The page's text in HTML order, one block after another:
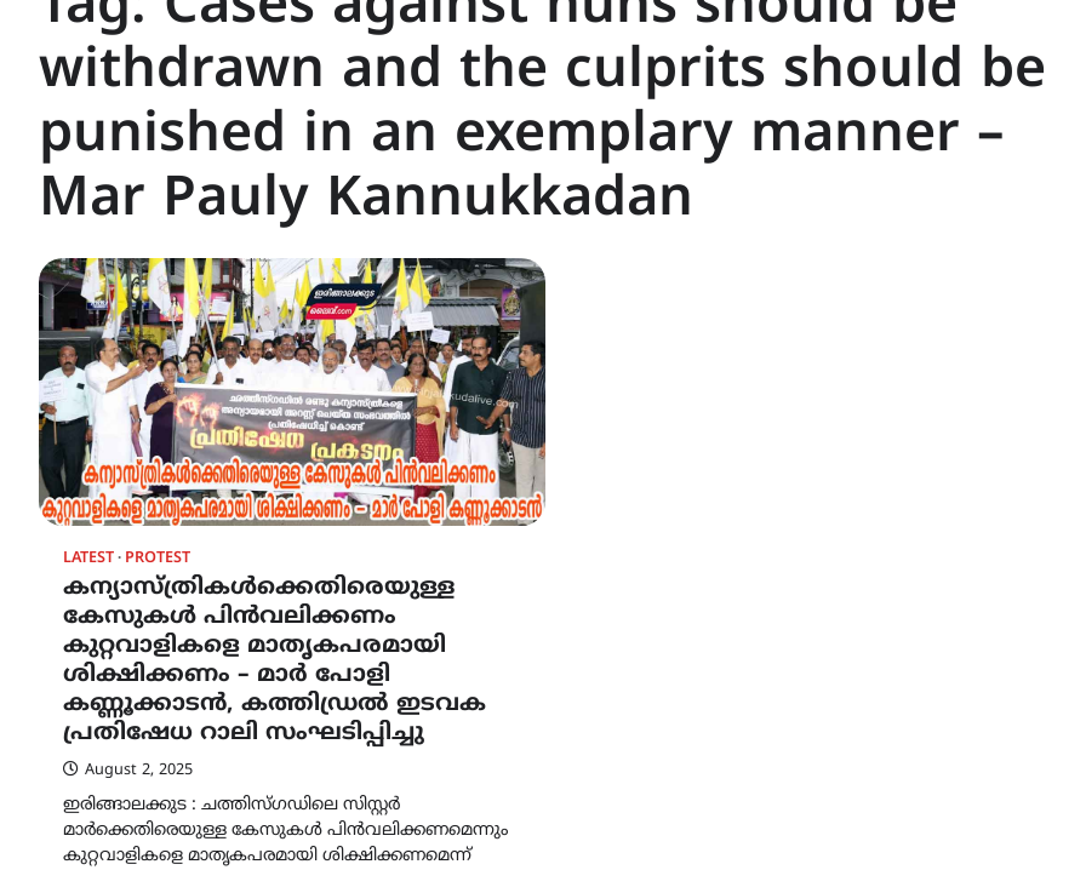
withdrawn and the culprits should be
punished in an exemplary manner –
Mar Pauly Kannukkadan
LATEST PROTEST
കന്യാസ്ത്രികൾക്കെതിരെയുള്ള
കേസുകൾ പിൻവലിക്കണം
കുറ്റവാളികളെ മാതൃകപരമായി
ശിക്ഷിക്കണം – മാർ പോളി
കണ്ണൂക്കാടൻ, കത്തിഡ്രൽ ഇടവക
പ്രതിഷേധ റാലി സംഘടിപ്പിച്ചു
August 2, 2025
ഇരിങ്ങാലക്കുട : ചത്തിസ്ഗഡിലെ സിസ്റ്റർ
മാർക്കെതിരെയുള്ള കേസുകൾ പിൻവലിക്കണമെന്നും
കുറ്റവാളികളെ മാതൃകപരമായി ശിക്ഷിക്കണമെന്ന്